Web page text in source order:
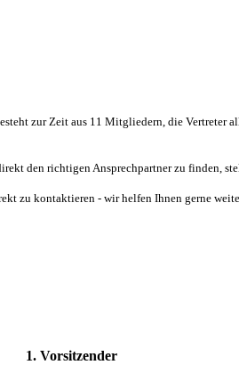
zur Zeit aus 11 Mitgliedern, die Vertreter
den richtigen Ansprechpartner zu finden,
zu kontaktieren - wir helfen Ihnen gerne
1. Vorsitzender